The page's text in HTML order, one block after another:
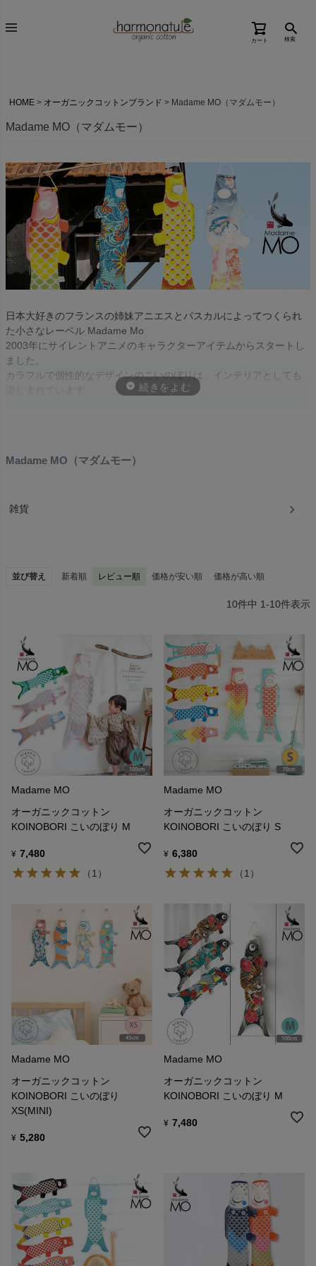
カート 検索
HOME オーガニックコットンブランド Madame MO（マダムモー）
Madame MO（マダムモー）
日本大好きのフランスの姉妹アニエスとパスカルによってつくられ
た小さなレーベル Madame Mo
2003年にサイレントアニメのキャラクターアイテムからスタートし
ました。
カラフルで個性的なデザインのこいのぼりは、インテリアとしても
Madame Moのこいのぼりは、自然や人への配慮からオーガニックコ
また、こいのぼり以外のアイテムに使用される素材もオーガニック
暖簾（のれん）、手拭い…彼女たちが手掛ける日本贔屓のアイテム
に、パリの多くのショップが注目し、たちまち女の子たちの間で大
人気となりました。
二人が生み出したこいのぼりは、フランスのエスプリが融合し、季
Madame MO（マダムモー）
雑貨
並び替え 新着順 レビュー順 価格が安い順 価格が高い順
10件中 1-10件表示
Madame MO
オーガニックコットン
KOINOBORI こいのぼり M
¥ 7,480
（1）
Madame MO
オーガニックコットン
KOINOBORI こいのぼり S
¥ 6,380
（1）
Madame MO
オーガニックコットン
KOINOBORI こいのぼり
XS(MINI)
¥ 5,280
Madame MO
オーガニックコットン
KOINOBORI こいのぼり M
¥ 7,480